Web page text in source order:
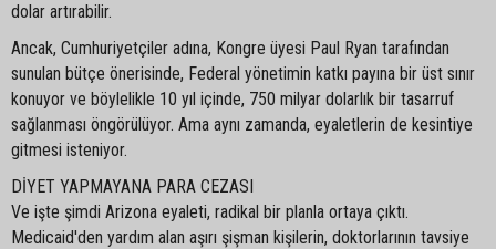
dolar artırabilir.
Ancak, Cumhuriyetçiler adına, Kongre üyesi Paul Ryan tarafından
sunulan bütçe önerisinde, Federal yönetimin katkı payına bir üst sınır
konuyor ve böylelikle 10 yıl içinde, 750 milyar dolarlık bir tasarruf
sağlanması öngörülüyor. Ama aynı zamanda, eyaletlerin de kesintiye
gitmesi isteniyor.
DİYET YAPMAYANA PARA CEZASI
Ve işte şimdi Arizona eyaleti, radikal bir planla ortaya çıktı.
Medicaid'den yardım alan aşırı şişman kişilerin, doktorlarının tavsiye